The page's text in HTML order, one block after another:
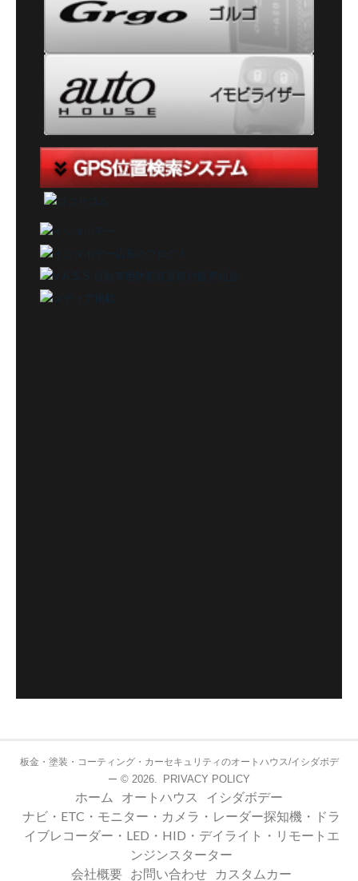
板金・塗装・コーティング・カーセキュリティのオートハウス/イシダボデ
ー © 2026. PRIVACY POLICY
ホーム オートハウス
イシダボデー
ナビ・ETC・モニター・カメラ・レーダー探知機・ドラ
イブレコーダー・LED・HID・デイライト・リモートエ
ンジンスターター
会社概要 お問い合わせ カスタムカー